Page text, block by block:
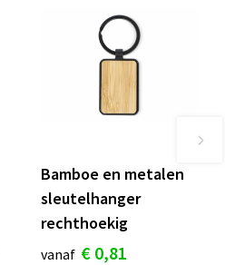
Bamboe en metalen
sleutelhanger
rechthoekig
vanaf € 0,81